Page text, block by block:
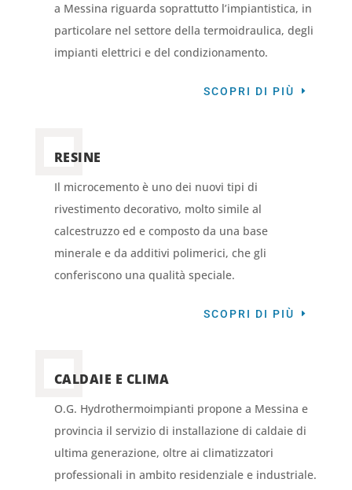
a Messina riguarda soprattutto l’impiantistica, in
particolare nel settore della termoidraulica, degli
impianti elettrici e del condizionamento.
SCOPRI DI PIÙ
RESINE
Il microcemento è uno dei nuovi tipi di
rivestimento decorativo, molto simile al
calcestruzzo ed e composto da una base
minerale e da additivi polimerici, che gli
conferiscono una qualità speciale.
SCOPRI DI PIÙ
CALDAIE E CLIMA
O.G. Hydrothermoimpianti propone a Messina e
provincia il servizio di installazione di caldaie di
ultima generazione, oltre ai climatizzatori
professionali in ambito residenziale e industriale.